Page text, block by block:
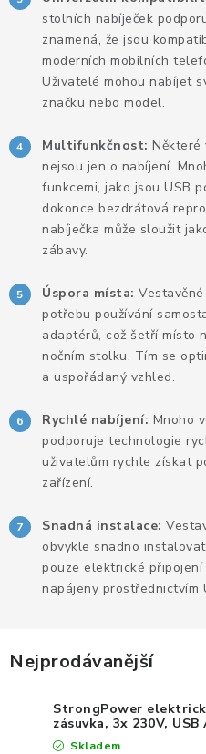
PODSEDÁKY NA ŽIDLE
ZDRAVOTNICKÉ POMŮCKY
ERGONOMICKÉ MYŠI
PREZENTAČNÍ SYSTÉMY
ERGONOMICKÉ PRODUKTY
BEDERNÍ A KRČNÍ OPĚRKY
PODLOŽKY POD NOHY
PODLOŽKY POD MYŠ A
VÝSUVY A DRŽÁKY NA
DRŽÁKY LCD MONITORŮ A
ORGANIZACE KABELŮ
stolních nabíječek
znamená, že jsou
moderních mobilních
Uživatelé mohou nabíjet
značku nebo model.
Multifunkčnost: Některé
nejsou jen o nabíjení.
funkcemi, jako jsou USB
dokonce bezdrátová
nabíječka může sloužit
zábavy.
Úspora místa:
potřebu používání
adaptérů, což šetří místo
nočním stolku. Tím se
a uspořádaný vzhled.
Rychlé nabíjení: Mnoho
podporuje technologie
uživatelům rychle získat
zařízení.
Snadná instalace:
obvykle snadno
pouze elektrické
napájeny prostřednictvím
Nejprodávanější
StrongPower
zásuvka, 3x 230V,
nab., FR
Skladem